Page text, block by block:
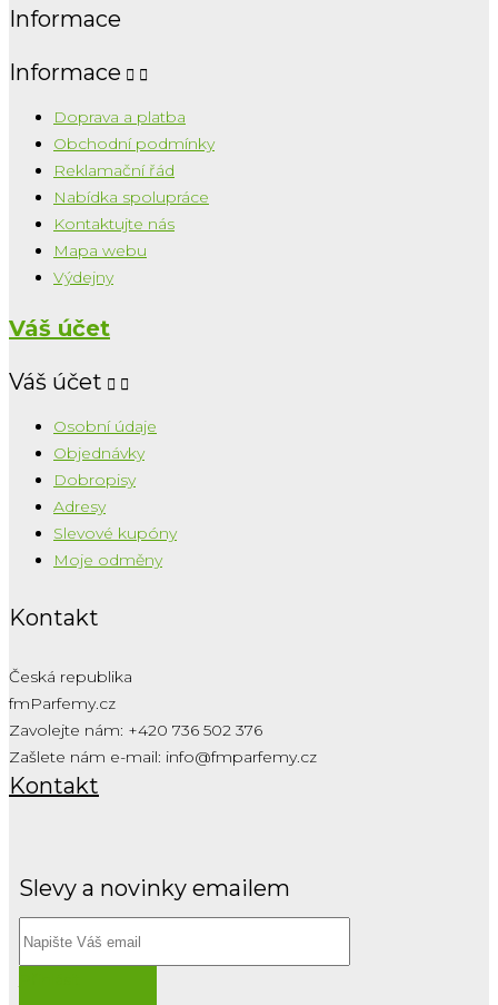
Informace
Informace  
Doprava a platba
Obchodní podmínky
Reklamační řád
Nabídka spolupráce
Kontaktujte nás
Mapa webu
Výdejny
Váš účet
Váš účet  
Osobní údaje
Objednávky
Dobropisy
Adresy
Slevové kupóny
Moje odměny
Kontakt
Česká republika
fmParfemy.cz
Zavolejte nám: +420 736 502 376
Zašlete nám e-mail: info@fmparfemy.cz
Kontakt
Slevy a novinky emailem